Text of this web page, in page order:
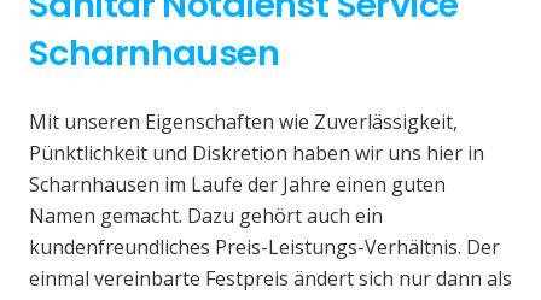
Scharnhausen
Mit unseren Eigenschaften wie Zuverlässigkeit,
Pünktlichkeit und Diskretion haben wir uns hier in
Scharnhausen im Laufe der Jahre einen guten
Namen gemacht. Dazu gehört auch ein
kundenfreundliches Preis-Leistungs-Verhältnis. Der
einmal vereinbarte Festpreis ändert sich nur dann als